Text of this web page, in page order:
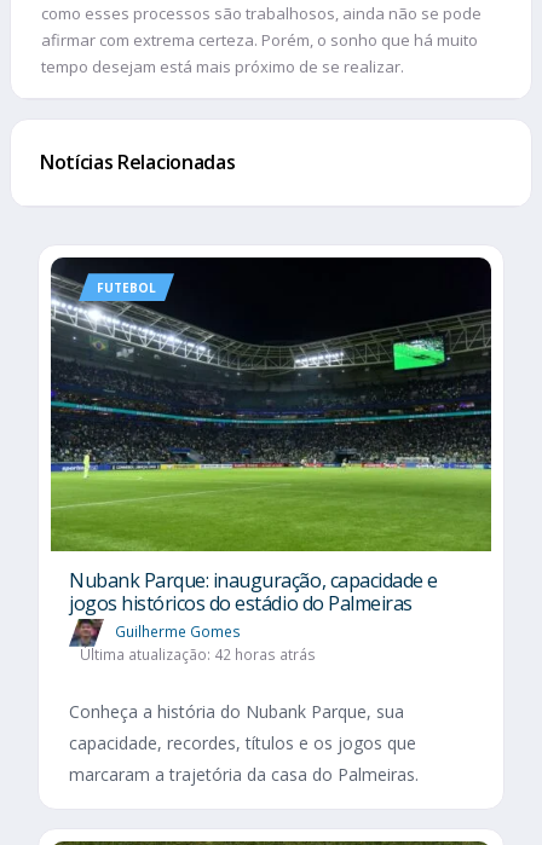
como esses processos são trabalhosos, ainda não se pode
afirmar com extrema certeza. Porém, o sonho que há muito
tempo desejam está mais próximo de se realizar.
Notícias Relacionadas
FUTEBOL
Nubank Parque: inauguração, capacidade e
jogos históricos do estádio do Palmeiras
Guilherme Gomes
Última atualização: 42 horas atrás
Conheça a história do Nubank Parque, sua
capacidade, recordes, títulos e os jogos que
marcaram a trajetória da casa do Palmeiras.